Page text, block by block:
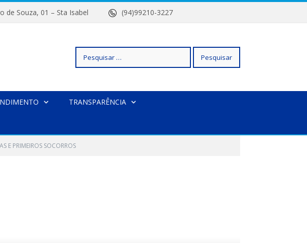
de Souza, 01 – Sta Isabel (94)99210-3227
Pesquisar
TRANSPARÊNCIA
E PRIMEIROS SOCORROS